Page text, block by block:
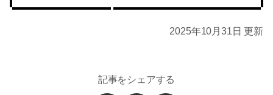
2025年10月31日 更新
記事をシェアする